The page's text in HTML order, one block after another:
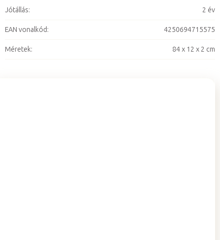
Jótállás: 2 év
EAN vonalkód: 4250694715575
Méretek: 84 x 12 x 2 cm